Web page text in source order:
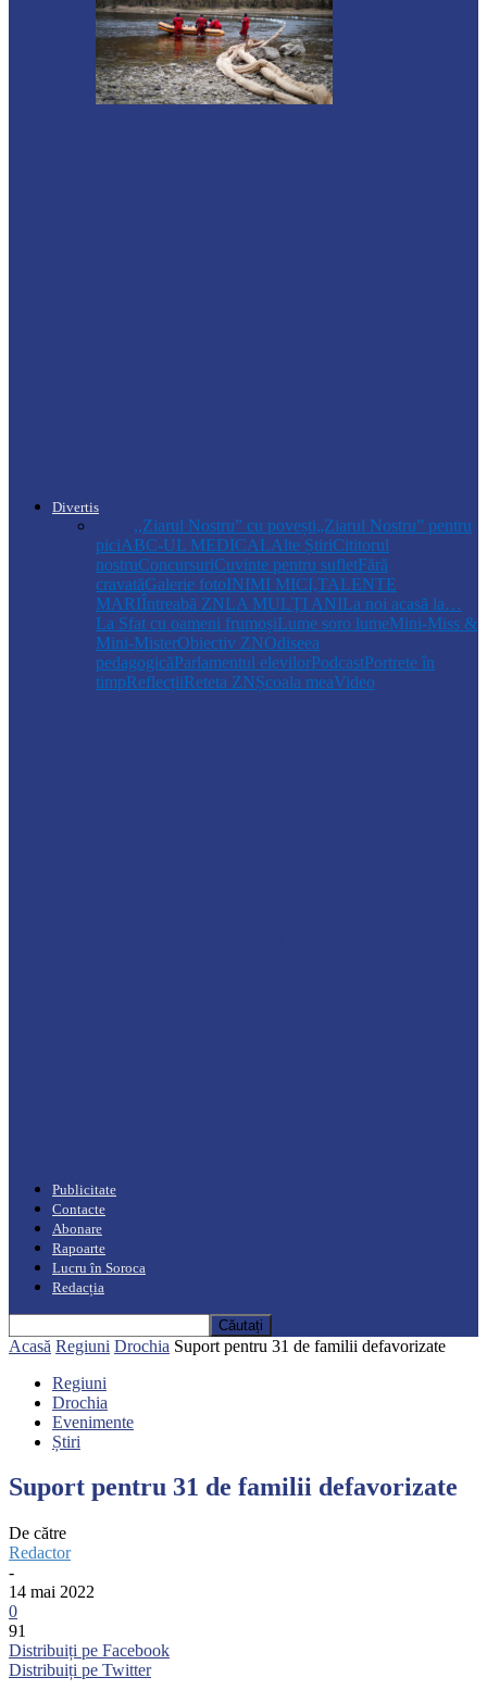
Divertis
,,Ziarul Nostru” cu povești„Ziarul Nostru” pentru
piciABC-UL MEDICALAlte ȘtiriCititorul
nostruConcursuriCuvinte pentru sufletFără
cravatăGalerie fotoINIMI MICI,TALENTE
MARIÎntreabă ZNLA MULŢI ANILa noi acasă la…
La Sfat cu oameni frumoșiLume soro lumeMini-Miss &
Mini-MisterObiectiv ZNOdiseea
pedagogicăParlamentul elevilorPodcastPortrete în
timpReflecțiiReteta ZNȘcoala meaVideo
Publicitate
Contacte
Abonare
Rapoarte
Lucru în Soroca
Redacția
Acasă Regiuni Drochia Suport pentru 31 de familii defavorizate
Regiuni
Drochia
Evenimente
Știri
Suport pentru 31 de familii defavorizate
De către
Redactor
-
14 mai 2022
0
91
Distribuiți pe Facebook
Distribuiți pe Twitter